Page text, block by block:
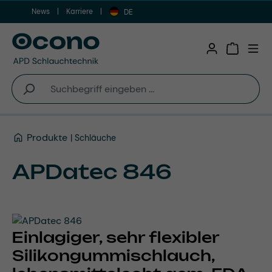
Zum Hauptinhalt springen
News Karriere DE
Produkte Schläuche
APDatec 846
Einlagiger, sehr flexibler
Silikongummischlauch,